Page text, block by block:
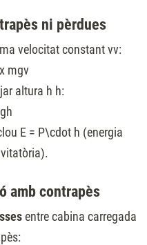
ni pèrdues
ma velocitat constantvv:
mgv
altura h h:
E = P\cdot h (energia
amb contrapès
entre cabina carregada